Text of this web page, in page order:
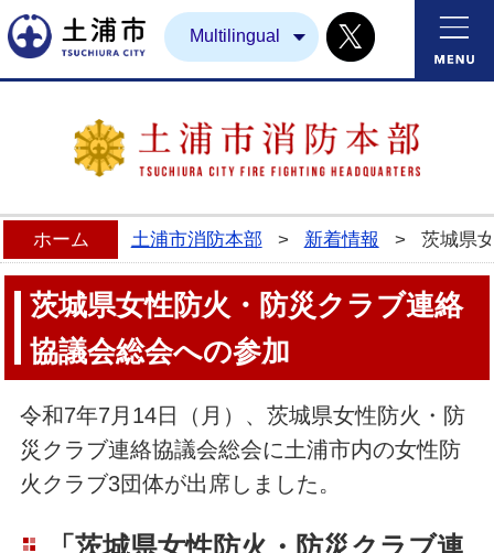
土浦市Multilingual Twitter
ホーム 土浦市消防本部 > 新着情報 > 茨城県
茨城県女性防火・防災クラブ連絡
協議会総会への参加
令和7年7月14日（月）、茨城県女性防火・防
災クラブ連絡協議会総会に土浦市内の女性防
火クラブ3団体が出席しました。
「茨城県女性防火・防災クラブ連